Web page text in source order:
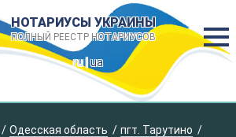
НОТАРИУСЫ УКРАИНЫ
ПОЛНЫЙ РЕЕСТР НОТАРИУСОВ
ru |ua
Одесская область пгт. Тарутино